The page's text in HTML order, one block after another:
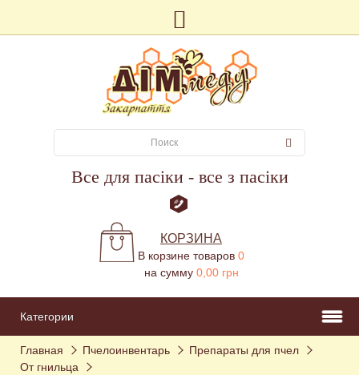
Все для пасіки - все з пасіки
КОРЗИНА
В корзине товаров 0
на сумму 0,00 грн
Категории
Главная Пчелоинвентарь
Препараты для пчел
От гнильца